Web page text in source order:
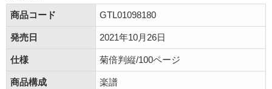
商品コード
GTL01098180
発売日 2021年10月26日
仕様 菊倍判縦/100ページ
商品構成 楽譜